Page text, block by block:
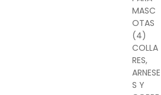
MASC
OTAS
(4)
COLLA
RES,
ARNESE
S Y